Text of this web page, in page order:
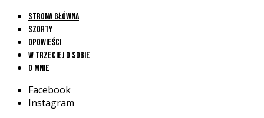
Strona główna
Szorty
Opowieści
W trzeciej o sobie
O mnie
Facebook
Instagram